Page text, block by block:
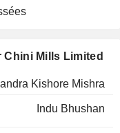
Mills Limited
Kishore Mishra
Indu Bhushan